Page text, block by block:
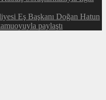
Eş Başkanı Doğan Hatun
paylaştı